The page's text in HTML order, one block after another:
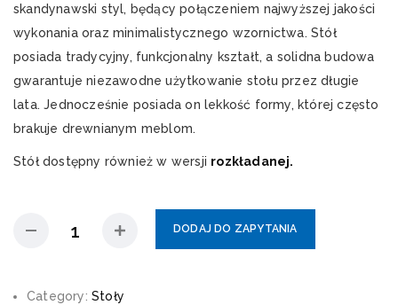
skandynawski styl, będący połączeniem najwyższej jakości
wykonania oraz minimalistycznego wzornictwa. Stół
posiada tradycyjny, funkcjonalny kształt, a solidna budowa
gwarantuje niezawodne użytkowanie stołu przez długie
lata. Jednocześnie posiada on lekkość formy, której często
brakuje drewnianym meblom.
Stół dostępny również w wersji rozkładanej.
DODAJ DO ZAPYTANIA
Category: Stoły